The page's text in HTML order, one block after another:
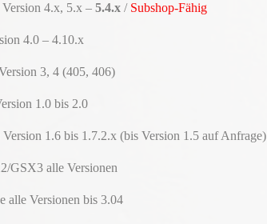
4.x, 5.x – 5.4.x / Subshop-Fähig
4.0 – 4.10.x
3, 4 (405, 406)
1.0 bis 2.0
Version 1.6 bis 1.7.2.x (bis Version 1.5 auf Anfrage)
GSX3 alle Versionen
alle Versionen bis 3.04